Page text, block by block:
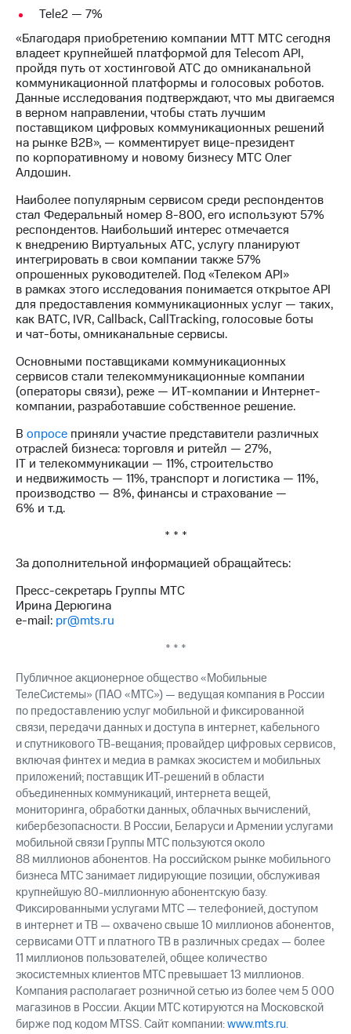
аудит
Рынок
акций
Описание
Программа
приобретения
Порядок
выкупа
акций
Дивиденды
облигаций
Описание
Еврооблигации-2023
Уведомление
о
погашении
именных
облигаций
Другое
Регистратор
Реквизиты
Контакты
развитие
На главную
Tele2 — 7%
«Благодаря приобретению компании МТТ МТС сегодня
владеет крупнейшей платформой для Telecom API,
пройдя путь от хостинговой АТС до омниканальной
коммуникационной платформы и голосовых роботов.
Данные исследования подтверждают, что мы двигаемся
в верном направлении, чтобы стать лучшим
поставщиком цифровых коммуникационных решений
на рынке B2B», — комментирует вице-президент
по корпоративному и новому бизнесу МТС Олег
Алдошин.
Наиболее популярным сервисом среди респондентов
стал Федеральный номер 8-800, его используют 57%
респондентов. Наибольший интерес отмечается
к внедрению Виртуальных АТС, услугу планируют
интегрировать в свои компании также 57%
опрошенных руководителей. Под «Телеком API»
в рамках этого исследования понимается открытое API
для предоставления коммуникационных услуг — таких,
как ВАТС, IVR, Callback, CallTracking, голосовые боты
и чат-боты, омниканальные сервисы.
Основными поставщиками коммуникационных
сервисов стали телекоммуникационные компании
(операторы связи), реже — ИТ-компании и Интернет-
компании, разработавшие собственное решение.
В опросе приняли участие представители различных
отраслей бизнеса: торговля и ритейл — 27%,
IT и телекоммуникации — 11%, строительство
и недвижимость — 11%, транспорт и логистика — 11%,
производство — 8%, финансы и страхование —
6% и т.д.
* * *
За дополнительной информацией обращайтесь:
Пресс-секретарь Группы МТС
Ирина Дерюгина
e-mail: pr@mts.ru
* * *
Публичное акционерное общество «Мобильные
ТелеСистемы» (ПАО «МТС») — ведущая компания в России
по предоставлению услуг мобильной и фиксированной
связи, передачи данных и доступа в интернет, кабельного
и спутникового ТВ-вещания; провайдер цифровых сервисов,
включая финтех и медиа в рамках экосистем и мобильных
приложений; поставщик ИТ-решений в области
объединенных коммуникаций, интернета вещей,
мониторинга, обработки данных, облачных вычислений,
кибербезопасности. В России, Беларуси и Армении услугами
мобильной связи Группы МТС пользуются около
88 миллионов абонентов. На российском рынке мобильного
бизнеса МТС занимает лидирующие позиции, обслуживая
крупнейшую80-миллионнуюабонентскую базу.
Фиксированными услугами МТС — телефонией, доступом
в интернет и ТВ — охвачено свыше 10 миллионов абонентов,
сервисами OTT и платного ТВ в различных средах — более
11 миллионов пользователей, общее количество
экосистемных клиентов МТС превышает 13 миллионов.
Компания располагает розничной сетью из более чем 5 000
магазинов в России. Акции МТС котируются на Московской
бирже под кодом MTSS. Сайт компании:www.mts.ru.